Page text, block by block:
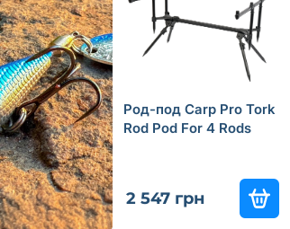
Род-под Carp Pro Tork
Rod Pod For 4 Rods
2 547 грн